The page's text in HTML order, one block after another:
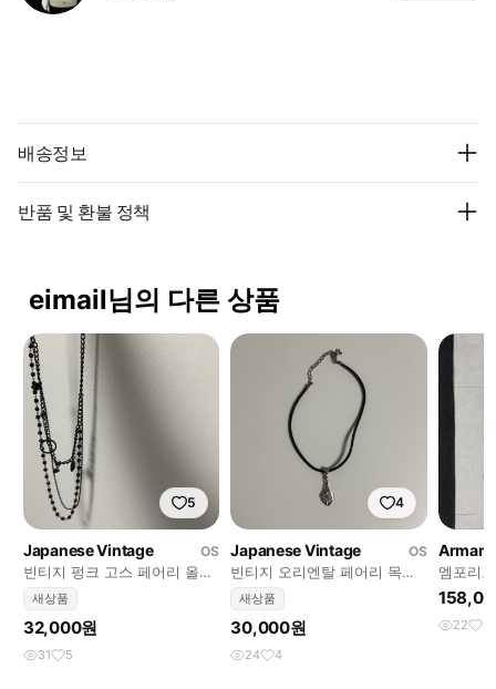
배송정보
반품 및 환불 정책
eimail님의 다른 상품
5
Japanese Vintage
OS
빈티지 펑크 고스 페어리 올블
랙 목걸이 레테
새상품
32,000원
31 5
4
Japanese Vintage
OS
빈티지 오리엔탈 페어리 목걸
이 레테
새상품
30,000원
24 4
Armani
엠포리
선 버튼
22 4